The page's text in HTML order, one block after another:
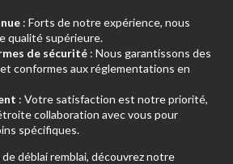
: Forts de notre expérience, nous
qualité supérieure.
de sécurité : Nous garantissons des
conformes aux réglementations en
: Votre satisfaction est notre priorité,
collaboration avec vous pour
spécifiques.
déblai remblai, découvrez notre